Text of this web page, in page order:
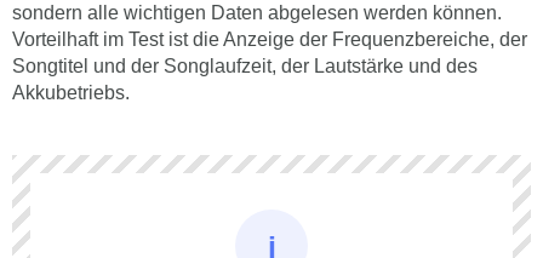
sondern alle wichtigen Daten abgelesen werden können.
Vorteilhaft im Test ist die Anzeige der Frequenzbereiche, der
Songtitel und der Songlaufzeit, der Lautstärke und des
Akkubetriebs.